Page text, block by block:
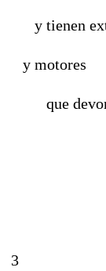
y tienen
y motores
que
3